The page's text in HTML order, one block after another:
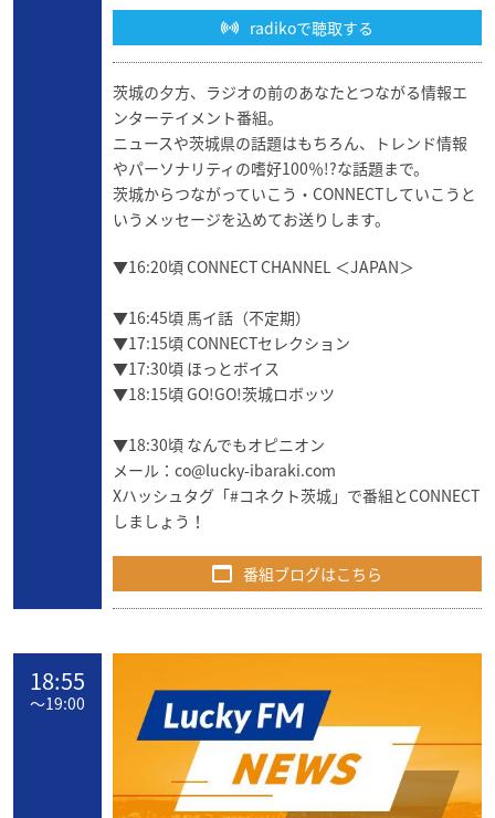
radikoで聴取する
茨城の夕方、ラジオの前のあなたとつながる情報エ
ンターテイメント番組。
ニュースや茨城県の話題はもちろん、トレンド情報
やパーソナリティの嗜好100％!?な話題まで。
茨城からつながっていこう・CONNECTしていこうと
いうメッセージを込めてお送りします。
▼16:20頃 CONNECT CHANNEL ＜JAPAN＞
▼16:45頃 馬イ話（不定期）
▼17:15頃 CONNECTセレクション
▼17:30頃 ほっとボイス
▼18:15頃 GO!GO!茨城ロボッツ
▼18:30頃 なんでもオピニオン
メール： co@lucky-ibaraki.com
Xハッシュタグ「#コネクト茨城」で番組とCONNECT
しましょう！
番組ブログはこちら
18:55
〜19:00